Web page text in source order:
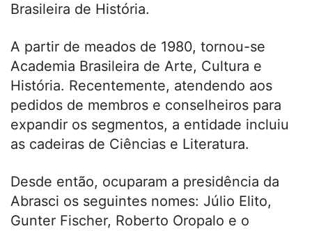
Brasileira de História.
A partir de meados de 1980, tornou-se
Academia Brasileira de Arte, Cultura e
História. Recentemente, atendendo aos
pedidos de membros e conselheiros para
expandir os segmentos, a entidade incluiu
as cadeiras de Ciências e Literatura.
Desde então, ocuparam a presidência da
Abrasci os seguintes nomes: Júlio Elito,
Gunter Fischer, Roberto Oropalo e o